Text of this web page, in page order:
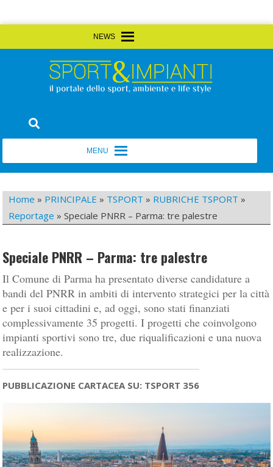
to
Sport&Impianti
Home » PRINCIPALE » TSPORT » RUBRICHE TSPORT »
Reportage »Speciale PNRR – Parma: tre palestre
Speciale PNRR – Parma: tre palestre
Il Comune di Parma ha presentato diverse candidature a
bandi del PNRR in ambiti di intervento strategici per la città
e per i suoi cittadini e, ad oggi, sono stati finanziati
complessivamente 35 progetti. I progetti che coinvolgono
impianti sportivi sono tre, due riqualificazioni e una nuova
realizzazione.
PUBBLICAZIONE CARTACEA SU: TSPORT 356